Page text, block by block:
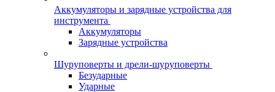
Аккумуляторы и зарядные устройства для
инструмента
Аккумуляторы
Зарядные устройства
Шуруповерты и дрели-шуруповерты
Безударные
Ударные